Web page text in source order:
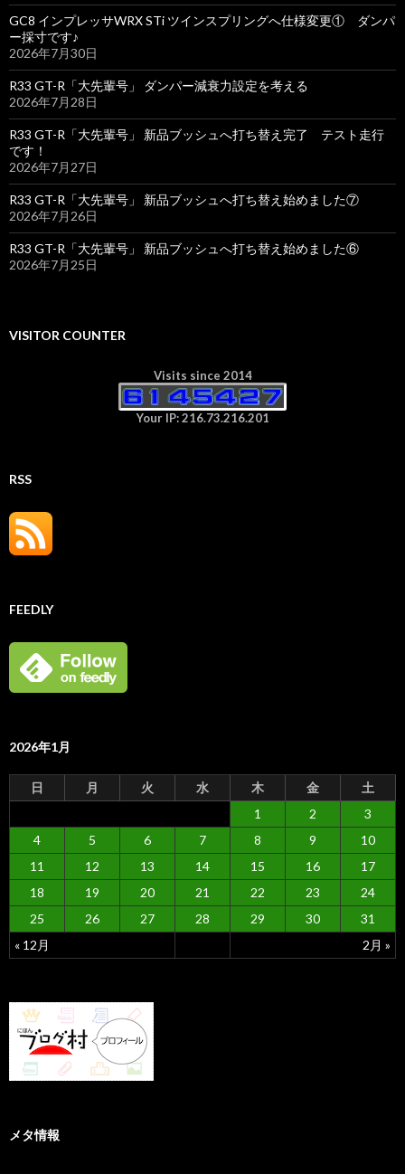
GC8 インプレッサWRX STi ツインスプリングへ仕様変更① ダンパ
ー採寸です♪
2026年7月30日
R33 GT-R「大先輩号」 ダンパー減衰力設定を考える
2026年7月28日
R33 GT-R「大先輩号」 新品ブッシュへ打ち替え完了 テスト走行
です！
2026年7月27日
R33 GT-R「大先輩号」 新品ブッシュへ打ち替え始めました⑦
2026年7月26日
R33 GT-R「大先輩号」 新品ブッシュへ打ち替え始めました⑥
2026年7月25日
VISITOR COUNTER
Visits since 2014
Your IP: 216.73.216.201
RSS
FEEDLY
2026年1月
日 月 火 水 木 金 土
« 12月 2月 »
1 2
3
4
5 6 7 8 9
10
11
12 13 14 15 16
17
18
19 20 21 22 23
24
25
26 27 28 29 30 31
メタ情報